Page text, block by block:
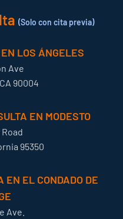
(Solo con cita previa)
LOS ÁNGELES
Ave
90004
EN MODESTO
95350
EN EL CONDADO DE
Ave.